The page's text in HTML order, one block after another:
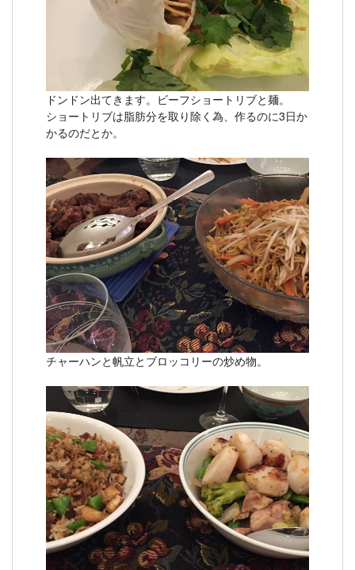
ドンドン出てきます。ビーフショートリブと麺。
ショートリブは脂肪分を取り除く為、作るのに3日か
かるのだとか。
チャーハンと帆立とブロッコリーの炒め物。